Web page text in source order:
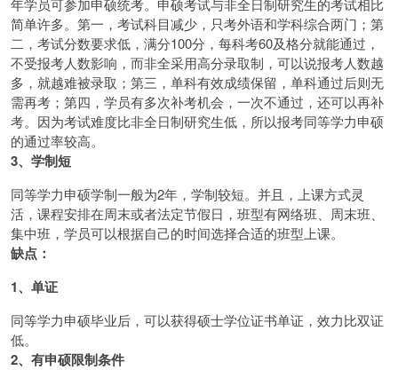
年学员可参加申硕统考。申硕考试与非全日制研究生的考试相比
简单许多。第一，考试科目减少，只考外语和学科综合两门；第
二，考试分数要求低，满分100分，每科考60及格分就能通过，
不受报考人数影响，而非全采用高分录取制，可以说报考人数越
多，就越难被录取；第三，单科有效成绩保留，单科通过后则无
需再考；第四，学员有多次补考机会，一次不通过，还可以再补
考。因为考试难度比非全日制研究生低，所以报考同等学力申硕
的通过率较高。
3、学制短
同等学力申硕学制一般为2年，学制较短。并且，上课方式灵
活，课程安排在周末或者法定节假日，班型有网络班、周末班、
集中班，学员可以根据自己的时间选择合适的班型上课。
缺点：
1、单证
同等学力申硕毕业后，可以获得硕士学位证书单证，效力比双证
低。
2、有申硕限制条件